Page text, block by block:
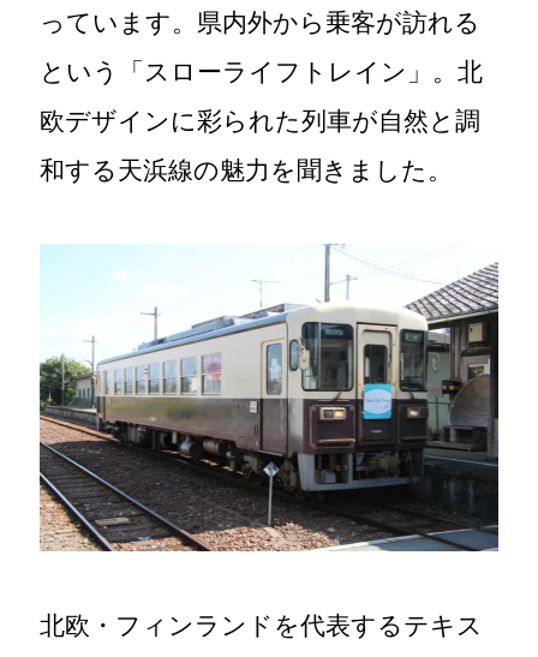
っています。県内外から乗客が訪れる
という「スローライフトレイン」。北
欧デザインに彩られた列車が自然と調
和する天浜線の魅力を聞きました。
北欧・フィンランドを代表するテキス